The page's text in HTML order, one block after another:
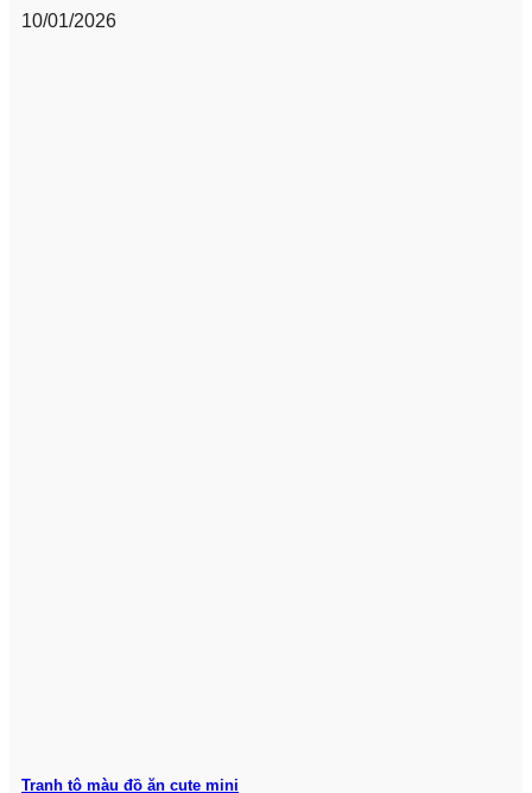
10/01/2026
Tranh tô màu đồ ăn cute mini